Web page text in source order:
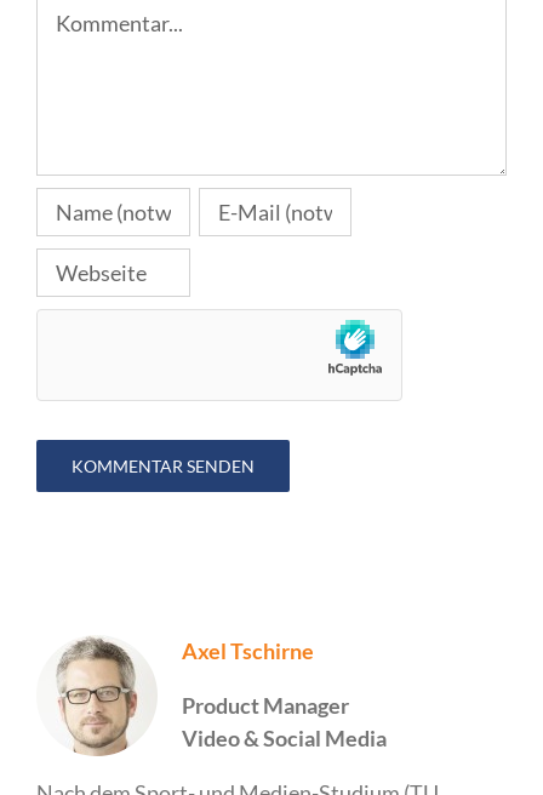
Axel Tschirne
Product Manager
Video & Social Media